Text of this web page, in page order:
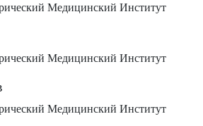
Медицинский Институт
Медицинский Институт
Медицинский Институт